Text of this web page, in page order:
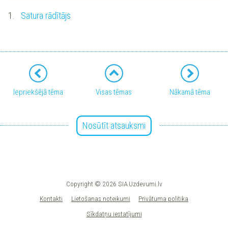
1. Satura rādītājs
Iepriekšējā tēma Visas tēmas Nākamā tēma
Nosūtīt atsauksmi
Copyright © 2026 SIA Uzdevumi.lv
Kontakti
Lietošanas noteikumi
Privātuma politika
Sīkdatņu iestatījumi